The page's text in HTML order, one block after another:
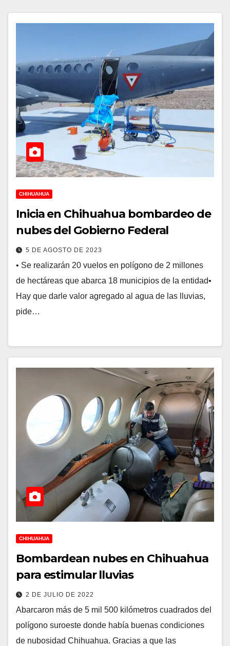
CHIHUAHUA
Inicia en Chihuahua bombardeo de
nubes del Gobierno Federal
5 DE AGOSTO DE 2023
• Se realizarán 20 vuelos en polígono de 2 millones
de hectáreas que abarca 18 municipios de la entidad•
Hay que darle valor agregado al agua de las lluvias,
pide…
CHIHUAHUA
Bombardean nubes en Chihuahua
para estimular lluvias
2 DE JULIO DE 2022
Abarcaron más de 5 mil 500 kilómetros cuadrados del
polígono suroeste donde había buenas condiciones
de nubosidad Chihuahua. Gracias a que las